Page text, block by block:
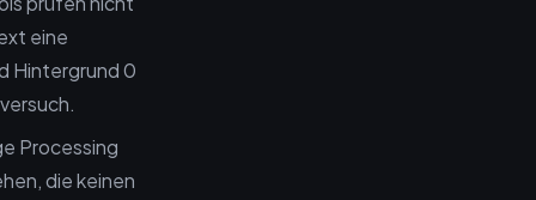
eine
Hintergrund 0
Processing
die keinen